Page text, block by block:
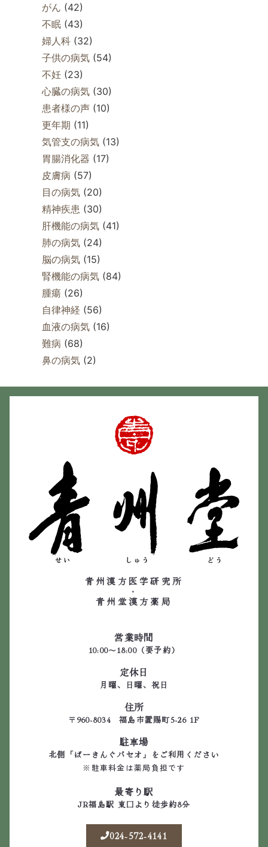
がん (42)
不眠 (43)
婦人科 (32)
子供の病気 (54)
不妊 (23)
心臓の病気 (30)
患者様の声 (10)
更年期 (11)
気管支の病気 (13)
胃腸消化器 (17)
皮膚病 (57)
目の病気 (20)
精神疾患 (30)
肝機能の病気 (41)
肺の病気 (24)
脳の病気 (15)
腎機能の病気 (84)
腫瘍 (26)
自律神経 (56)
血液の病気 (16)
難病 (68)
鼻の病気 (2)
青州漢方医学研究所
・
青州堂漢方薬局
営業時間
10:00～18:00（要予約）
定休日
月曜、日曜、祝日
住所
〒960-8034 福島市置賜町5-26 1F
駐車場
北側「ぱーきんぐパセオ」をご利用ください
※駐車料金は薬局負担です
最寄り駅
JR福島駅 東口より徒歩約8分
024-572-4141